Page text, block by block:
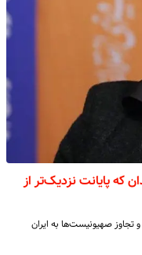
که پایانت نزدیک‌تر از
و تجاوز صهیونیست‌ها به ایران